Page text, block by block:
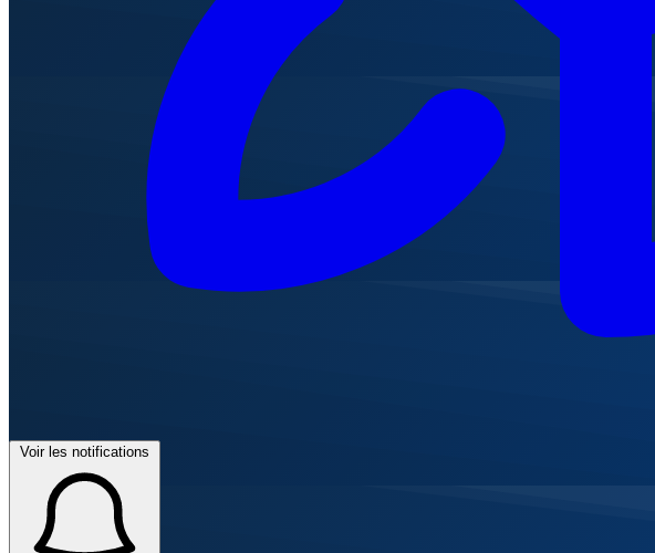
Voir les notifications